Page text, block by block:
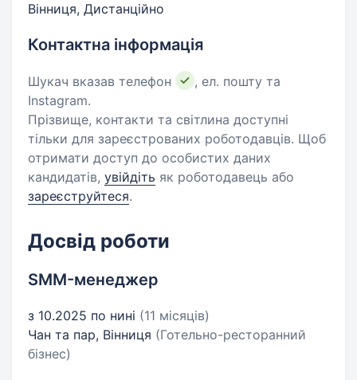
Вінниця, Дистанційно
Контактна інформація
Шукач вказав телефон
, ел. пошту та
Instagram.
Прізвище, контакти та світлина доступні
тільки для зареєстрованих роботодавців. Щоб
отримати доступ до особистих даних
кандидатів, увійдіть як роботодавець або
зареєструйтеся.
Досвід роботи
SMM-менеджер
з 10.2025 по нині (11 місяців)
Чан та пар, Вінниця (Готельно-ресторанний
бізнес)